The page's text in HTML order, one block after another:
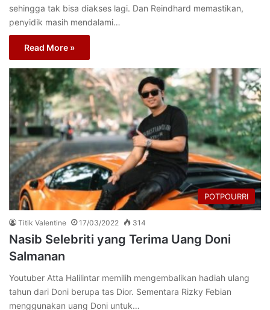
sehingga tak bisa diakses lagi. Dan Reindhard memastikan,
penyidik masih mendalami…
Read More »
POTPOURRI
Titik Valentine 17/03/2022 314
Nasib Selebriti yang Terima Uang Doni
Salmanan
Youtuber Atta Halilintar memilih mengembalikan hadiah ulang
tahun dari Doni berupa tas Dior. Sementara Rizky Febian
menggunakan uang Doni untuk…